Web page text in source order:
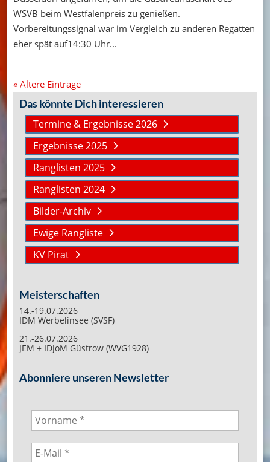
WSVB beim Westfalenpreis zu genießen.
Vorbereitungssignal war im Vergleich zu anderen Regatten
eher spät auf14:30 Uhr...
« Ältere Einträge
Das könnte Dich interessieren
Termine & Ergebnisse 2026
Ergebnisse 2025
Ranglisten 2025
Ranglisten 2024
Bilder-Archiv
Ewige Rangliste
KV Pirat
Meisterschaften
14.-19.07.2026
IDM Werbelinsee (SVSF)
21.-26.07.2026
JEM + IDJoM Güstrow (WVG1928)
Abonniere unseren Newsletter